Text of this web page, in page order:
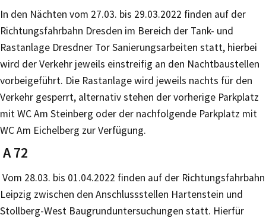
In den Nächten vom 27.03. bis 29.03.2022 finden auf der
Richtungsfahrbahn Dresden im Bereich der Tank- und
Rastanlage Dresdner Tor Sanierungsarbeiten statt, hierbei
wird der Verkehr jeweils einstreifig an den Nachtbaustellen
vorbeigeführt. Die Rastanlage wird jeweils nachts für den
Verkehr gesperrt, alternativ stehen der vorherige Parkplatz
mit WC Am Steinberg oder der nachfolgende Parkplatz mit
WC Am Eichelberg zur Verfügung.
A 72
Vom 28.03. bis 01.04.2022 finden auf der Richtungsfahrbahn
Leipzig zwischen den Anschlussstellen Hartenstein und
Stollberg-West Baugrunduntersuchungen statt. Hierfür